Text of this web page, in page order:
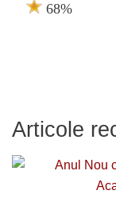
68%
Articole